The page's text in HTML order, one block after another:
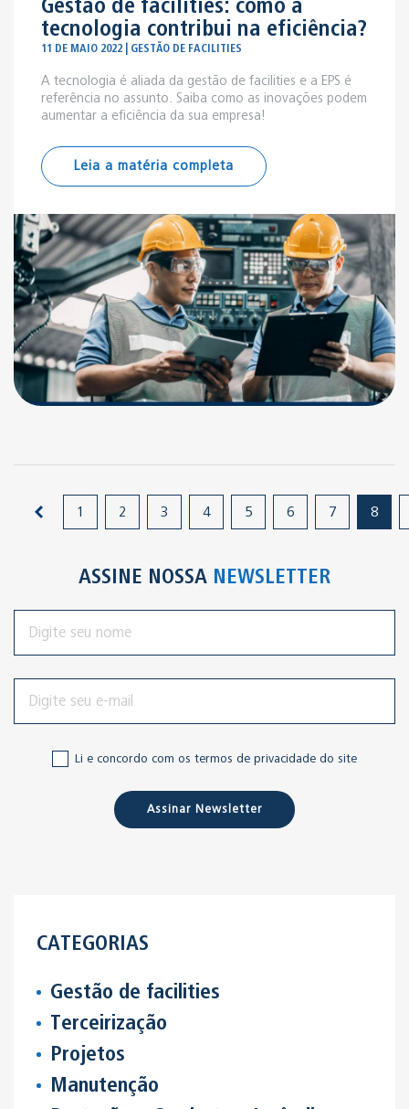
Gestão de facilities: como a
tecnologia contribui na eficiência?
11 DE MAIO 2022 | GESTÃO DE FACILITIES
A tecnologia é aliada da gestão de facilities e a EPS é
referência no assunto. Saiba como as inovações podem
aumentar a eficiência da sua empresa!
Leia a matéria completa
1 2 3 4 5 6 7 8
ASSINE NOSSA NEWSLETTER
Li e concordo com os termos de privacidade do site
Assinar Newsletter
CATEGORIAS
Gestão de facilities
Terceirização
Projetos
Manutenção